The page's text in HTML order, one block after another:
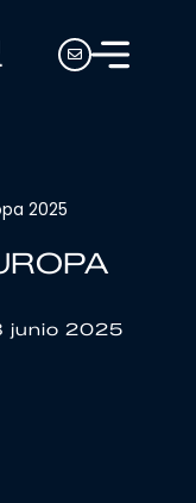
2025
junio 2025